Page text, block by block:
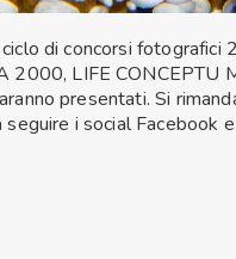
di concorsi fotografici
LIFE CONCEPTU
presentati. Si
i social Facebook